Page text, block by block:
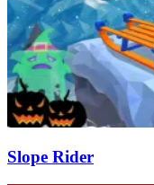
Slope Rider